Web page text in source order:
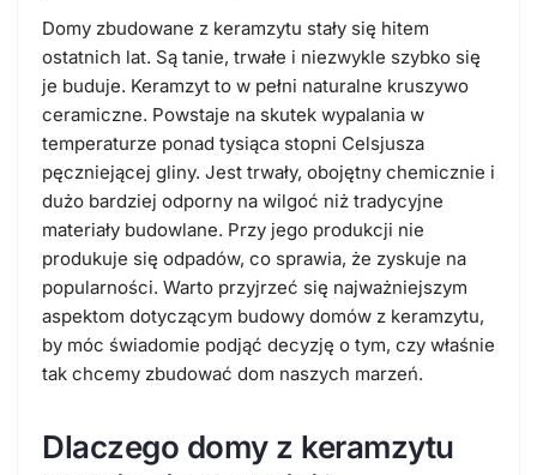
Domy zbudowane z keramzytu stały się hitem
ostatnich lat. Są tanie, trwałe i niezwykle szybko się
je buduje. Keramzyt to w pełni naturalne kruszywo
ceramiczne. Powstaje na skutek wypalania w
temperaturze ponad tysiąca stopni Celsjusza
pęczniejącej gliny. Jest trwały, obojętny chemicznie i
dużo bardziej odporny na wilgoć niż tradycyjne
materiały budowlane. Przy jego produkcji nie
produkuje się odpadów, co sprawia, że zyskuje na
popularności. Warto przyjrzeć się najważniejszym
aspektom dotyczącym budowy domów z keramzytu,
by móc świadomie podjąć decyzję o tym, czy właśnie
tak chcemy zbudować dom naszych marzeń.
Dlaczego domy z keramzytu